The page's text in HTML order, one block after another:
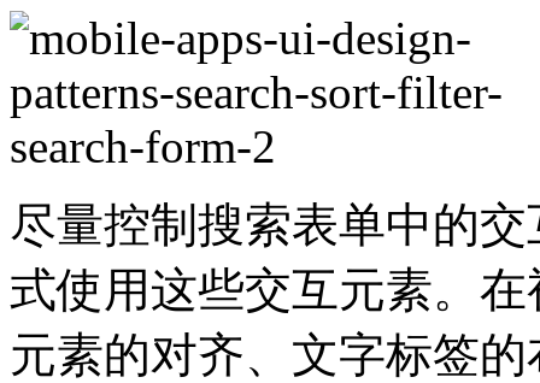
尽量控制搜索表单中的
式使用这些交互元素。
元素的对齐、文字标签